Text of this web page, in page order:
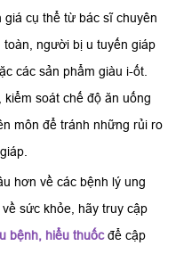
cụ thể từ bác sĩ chuyên
toàn, người bị u tuyến giáp
các sản phẩm giàu i-ốt.
soát chế độ ăn uống
môn để tránh những rủi ro
hơn về các bệnh lý ung
sức khỏe, hãy truy cập
bệnh, hiểu thuốcđể cập